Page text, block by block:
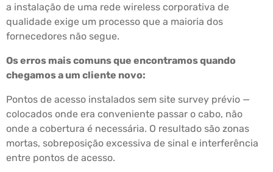
a instalação de uma rede wireless corporativa de
qualidade exige um processo que a maioria dos
fornecedores não segue.
Os erros mais comuns que encontramos quando
chegamos a um cliente novo:
Pontos de acesso instalados sem site survey prévio —
colocados onde era conveniente passar o cabo, não
onde a cobertura é necessária. O resultado são zonas
mortas, sobreposição excessiva de sinal e interferência
entre pontos de acesso.